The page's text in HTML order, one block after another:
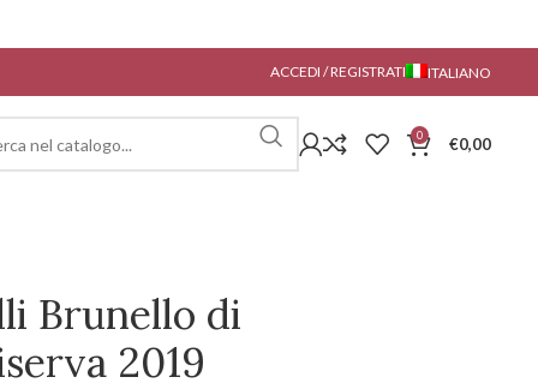
ACCEDI / REGISTRATI ITALIANO
0 €0,00
Brunello di
2019